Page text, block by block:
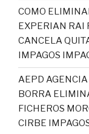
COMO
EXPERIAN RAI
CANCELA
IMPAGOS
AEPD AGENCIA
BORRA
FICHEROS
CIRBE